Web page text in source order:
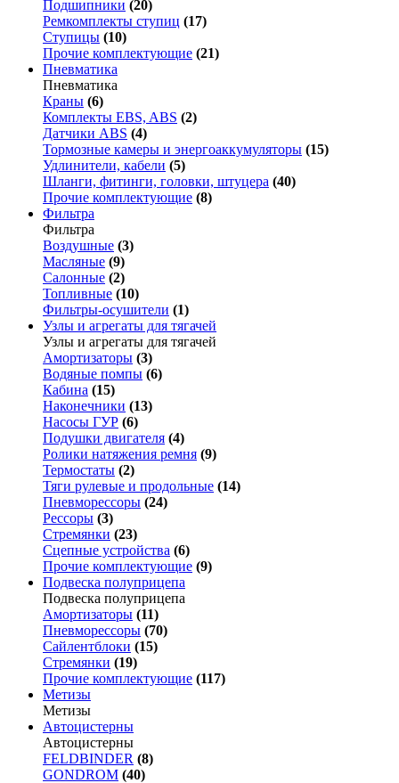
Подшипники (20)
Ремкомплекты ступиц (17)
Ступицы (10)
Прочие комплектующие (21)
Пневматика
Пневматика
Краны (6)
Комплекты EBS, ABS (2)
Датчики ABS (4)
Тормозные камеры и энергоаккумуляторы (15)
Удлинители, кабели (5)
Шланги, фитинги, головки, штуцера (40)
Прочие комплектующие (8)
Фильтра
Фильтра
Воздушные (3)
Масляные (9)
Салонные (2)
Топливные (10)
Фильтры-осушители (1)
Узлы и агрегаты для тягачей
Узлы и агрегаты для тягачей
Амортизаторы (3)
Водяные помпы (6)
Кабина (15)
Наконечники (13)
Насосы ГУР (6)
Подушки двигателя (4)
Ролики натяжения ремня (9)
Термостаты (2)
Тяги рулевые и продольные (14)
Пневморессоры (24)
Рессоры (3)
Стремянки (23)
Сцепные устройства (6)
Прочие комплектующие (9)
Подвеска полуприцепа
Подвеска полуприцепа
Амортизаторы (11)
Пневморессоры (70)
Сайлентблоки (15)
Стремянки (19)
Прочие комплектующие (117)
Метизы
Метизы
Автоцистерны
Автоцистерны
FELDBINDER (8)
GONDROM (40)